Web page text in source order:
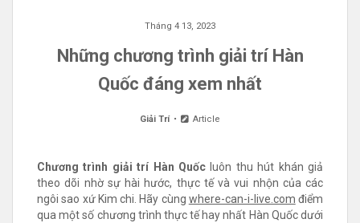
Tháng 4 13, 2023
Những chương trình giải trí Hàn
Quốc đáng xem nhất
Giải Trí Article
Chương trình giải trí Hàn Quốc luôn thu hút khán giả
theo dõi nhờ sự hài hước, thực tế và vui nhộn của các
ngôi sao xứ Kim chi. Hãy cùng where-can-i-live.com điểm
qua một số chương trình thực tế hay nhất Hàn Quốc dưới